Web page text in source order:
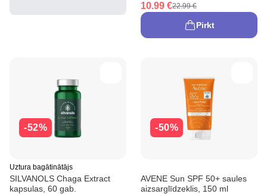
10.99 €22.99 €
Pirkt
-52%
Uztura bagātinātājs
SILVANOLS Chaga Extract
kapsulas, 60 gab.
-50%
AVENE Sun SPF 50+ saules
aizsarglīdzeklis, 150 ml